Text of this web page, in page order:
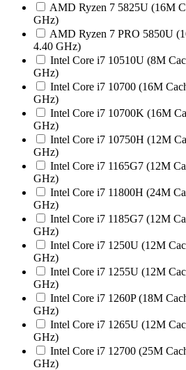
AMD Ryzen 7 5825U (16M
GHz)
AMD Ryzen 7 PRO 5850U
4.40 GHz)
Intel Core i7 10510U (8M
GHz)
Intel Core i7 10700 (16M
GHz)
Intel Core i7 10700K (16M
GHz)
Intel Core i7 10750H (12M
GHz)
Intel Core i7 1165G7 (12M
GHz)
Intel Core i7 11800H (24M
GHz)
Intel Core i7 1185G7 (12M
GHz)
Intel Core i7 1250U (12M
GHz)
Intel Core i7 1255U (12M
GHz)
Intel Core i7 1260P (18M
GHz)
Intel Core i7 1265U (12M
GHz)
Intel Core i7 12700 (25M
GHz)